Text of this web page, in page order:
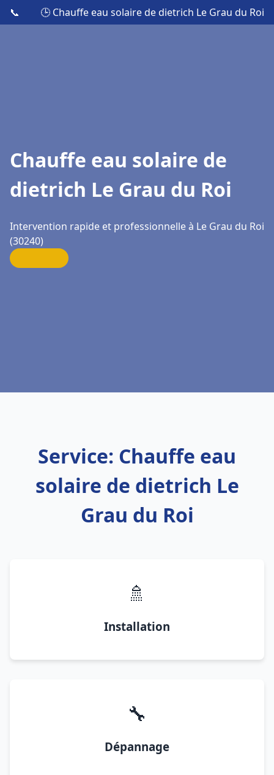
📞 🕒 Chauffe eau solaire de dietrich Le Grau du Roi
Chauffe eau solaire de
dietrich Le Grau du Roi
Intervention rapide et professionnelle à Le Grau du Roi
(30240)
Service: Chauffe eau
solaire de dietrich Le
Grau du Roi
🚿
Installation
🔧
Dépannage